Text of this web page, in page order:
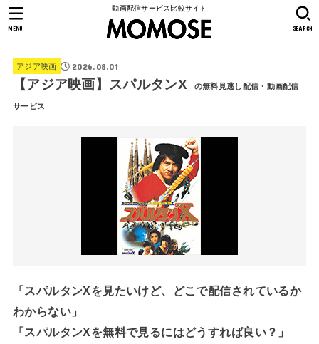
動画配信サービス比較サイト
SEARCH
MENU
アジア映画 2026.08.01
【アジア映画】スパルタンX の無料見逃し配信・動画配信
サービス
「スパルタンXを見たいけど、どこで配信されているか
わからない」
「スパルタンXを無料で見るにはどうすれば良い？」